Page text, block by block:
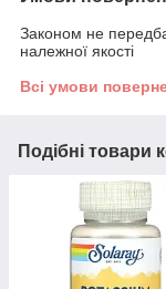
Законом не
належної якості
Всі умови
Подібні товари